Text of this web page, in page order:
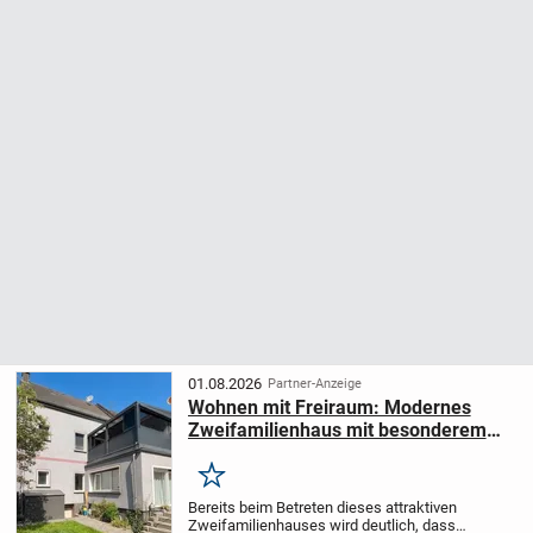
01.08.2026 Partner-Anzeige
Wohnen mit Freiraum: Modernes
Zweifamilienhaus mit besonderem
Merken
Bereits beim Betreten dieses attraktiven
Zweifamilienhauses wird deutlich, dass